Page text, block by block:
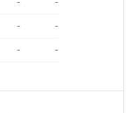
-
-
- -